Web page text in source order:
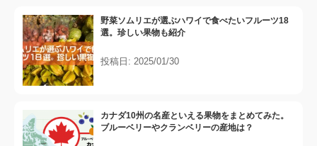
野菜ソムリエが選ぶハワイで食べたいフルーツ18
選。珍しい果物も紹介
投稿日: 2025/01/30
カナダ10州の名産といえる果物をまとめてみた。
ブルーベリーやクランベリーの産地は？